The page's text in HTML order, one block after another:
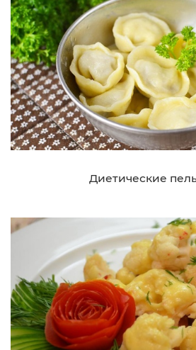
Диетические